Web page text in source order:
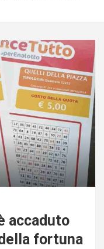
accaduto
fortuna